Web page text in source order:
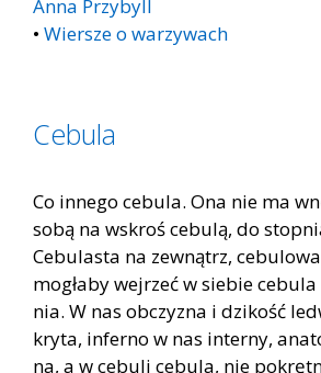
Anna Przybyll
• Wiersze o warzywach
Cebula
Co in­ne­go ce­bu­la. Ona nie ma
sobą na wskroś ce­bu­lą, do
Ce­bu­la­sta na ze­wnątrz,
mo­gła­by wej­rzeć w sie­bie
nia. W nas ob­czy­zna i dzi­kość
kry­ta, in­fer­no w nas in­ter­ny,
na, a w ce­bu­li ce­bu­la, nie